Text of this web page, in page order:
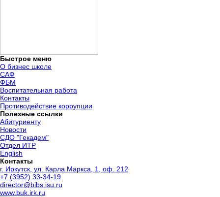
Быстрое меню
О бизнес школе
САФ
ФБМ
Воспитательная работа
Контакты
Противодействие коррупции
Полезные ссылки
Абитуриенту
Новости
СДО "Гекадем"
Отдел ИТР
English
Контакты
г. Иркутск, ул. Карла Маркса, 1, оф. 212
+7 (3952) 33-34-19
director@bibs.isu.ru
www.buk.irk.ru